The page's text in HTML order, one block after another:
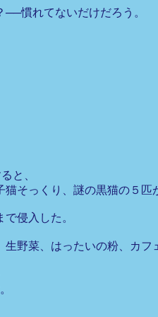
慣れてないだけだろう。
と、
そっくり、謎の黒猫の５匹
侵入した。
野菜、はったいの粉、カフ